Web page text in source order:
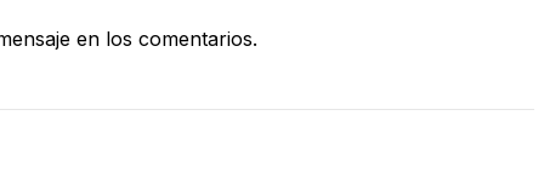
en los comentarios.